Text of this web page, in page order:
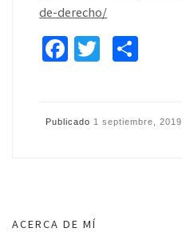
de-derecho/
Fa
o
T
er p
Publicado 1 septiembre, 2019
ACERCA DE MÍ